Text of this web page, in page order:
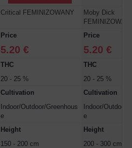
Critical FEMINIZOWANY
Moby Dick
Price
5.20 €
Price
5.20 €
THC
20 - 25 %
THC
20 - 25 %
Cultivation
Indoor/Outdoor/Greenhous
e
Cultivation
Indoor/Outdoor/
e
Height
150 - 200 cm
Height
200 - 300 cm